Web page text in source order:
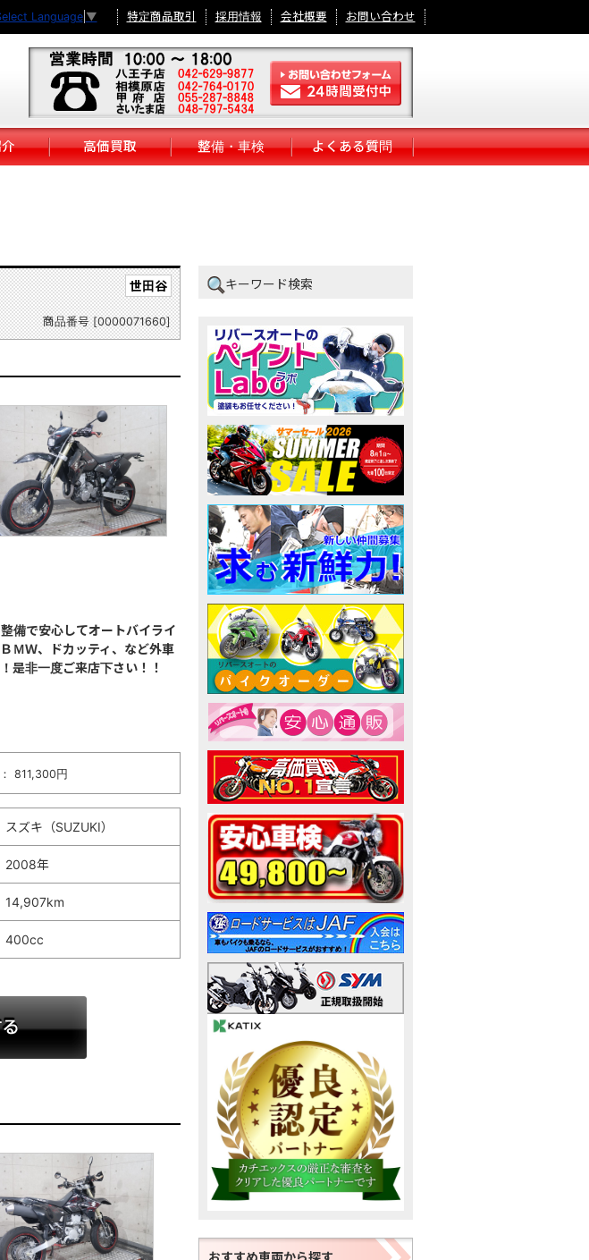
Language ▼ 特定商品取引 採用情報 会社概要 お問い合わせ
高価買取 整備・車検 よくある質問
世田谷
商品番号 [0000071660]
備で安心してオートバイライ
ＭＷ、ドカッティ、など外車
是非一度ご来店下さい！！
811,300円
スズキ（SUZUKI）
2008年
14,907km
400cc
キーワード検索
おすすめ車両から探す